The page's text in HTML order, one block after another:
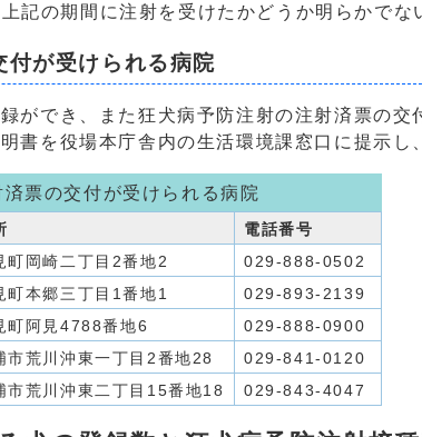
記の期間に注射を受けたかどうか明らかでな
付が受けられる病院
ができ、また狂犬病予防注射の注射済票の
書を役場本庁舎内の生活環境課窓口に提示し
票の交付が受けられる病院
電話番号
町岡崎二丁目2番地2
029-888-0502
町本郷三丁目1番地1
029-893-2139
町阿見4788番地6
029-888-0900
市荒川沖東一丁目2番地28
029-841-0120
市荒川沖東二丁目15番地18 029-843-4047